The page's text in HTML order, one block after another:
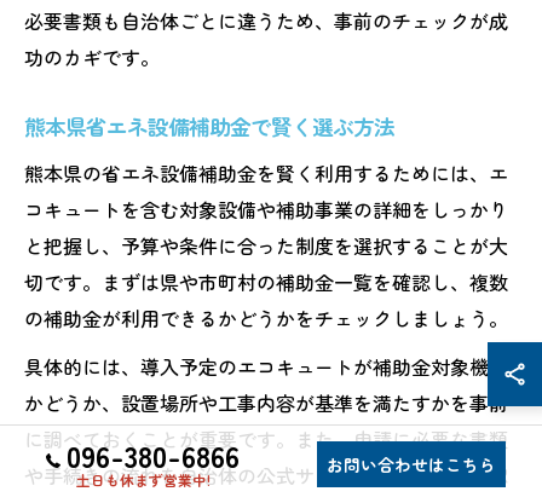
必要書類も自治体ごとに違うため、事前のチェックが成
功のカギです。
熊本県省エネ設備補助金で賢く選ぶ方法
熊本県の省エネ設備補助金を賢く利用するためには、エ
コキュートを含む対象設備や補助事業の詳細をしっかり
と把握し、予算や条件に合った制度を選択することが大
切です。まずは県や市町村の補助金一覧を確認し、複数
の補助金が利用できるかどうかをチェックしましょう。
具体的には、導入予定のエコキュートが補助金対象機種
かどうか、設置場所や工事内容が基準を満たすかを事前
に調べておくことが重要です。また、申請に必要な書類
や手続きの流れを自治体の公式サイトや相談窓口で確認
096-380-6866
土日も休まず営業中!
お問い合わせはこちら